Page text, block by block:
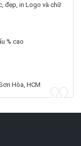
đẹp, in Logo và chữ
% cao
Hòa, HCM